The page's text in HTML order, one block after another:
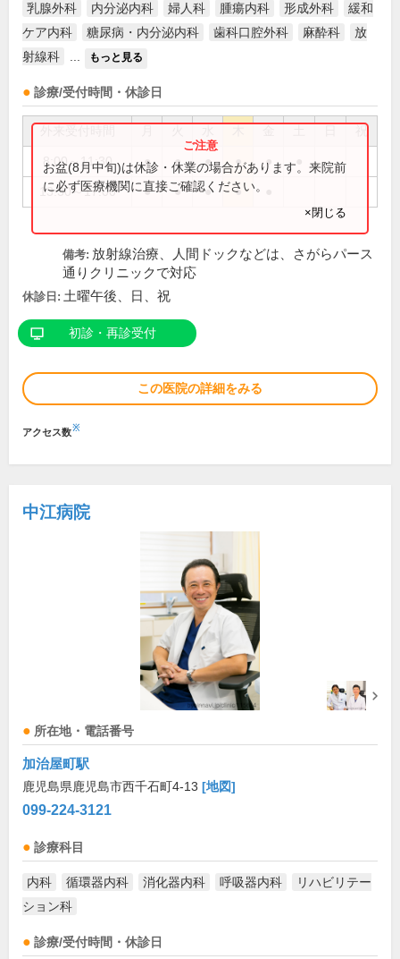
乳腺外科 内分泌内科 婦人科 腫瘍内科 形成外科
緩和
ケア内科
糖尿病・内分泌内科 歯科口腔外科 麻酔科
放
射線科
もっと見る
診療/受付時間・休診日
祝
8:00～11:30 ● ● ● ● ●
13:30～17:00 ● ● ● ●
お盆(8月中旬)は休診・休業の場合があります。来院前
に必ず医療機関に直接ご確認ください。
×閉じる
備考: 放射線治療、人間ドックなどは、さがらパース
通りクリニックで対応
休診日: 土曜午後、日、祝
初診・再診受付
この医院の詳細をみる
アクセス数※
中江病院
所在地・電話番号
加治屋町駅
鹿児島県鹿児島市西千石町4-13 [地図]
099-224-3121
診療科目
内科 循環器内科 消化器内科 呼吸器内科
リハビリテー
ション科
診療/受付時間・休診日